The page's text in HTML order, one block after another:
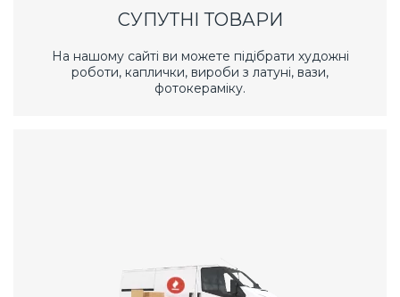
СУПУТНІ ТОВАРИ
На нашому сайті ви можете підібрати художні
роботи, каплички, вироби з латуні, вази,
фотокераміку.